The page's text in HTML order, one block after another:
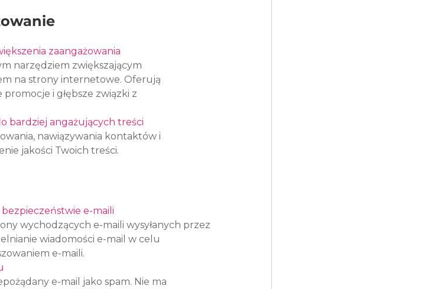
zaangażowania
narzędziem zwiększającym
na strony internetowe. Oferują
i głębsze związki z
bardziej angażujących treści
nawiązywania kontaktów i
jakości Twoich treści.
e-maili
wychodzących e-maili wysyłanych przez
wiadomości e-mail w celu
e-maili.
e-mail jako spam. Nie ma